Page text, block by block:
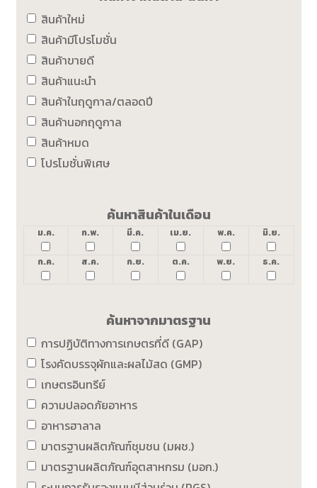
สินค้าใหม่
สินค้ามีโปรโมชั่น
สินค้าขายดี
สินค้าแนะนำ
สินค้าในฤดูกาล/ตลอดปี
สินค้านอกฤดูกาล
สินค้าหมด
โปรโมชั่นพิเศษ
ค้นหาสินค้าในเดือน
ม.ค. ก.พ. มี.ค. เม.ย. พ.ค. มิ.ย.
ก.ค. ส.ค. ก.ย. ต.ค. พ.ย. ธ.ค.
ค้นหาจากมาตรฐาน
การปฏิบัติทางการเกษตรที่ดี (GAP)
โรงคัดบรรจุผักและผลไม้สด (GMP)
เกษตรอินทรีย์
ความปลอดภัยอาหาร
อาหารฮาลาล
มาตรฐานผลิตภัณฑ์ชุมชน (มผช.)
มาตรฐานผลิตภัณฑ์อุตสาหกรม (มอก.)